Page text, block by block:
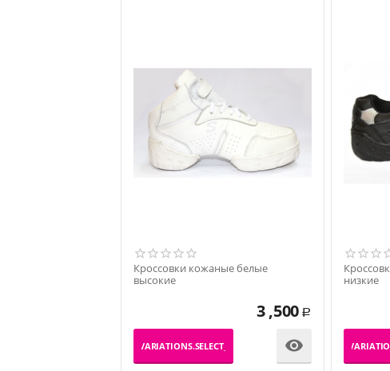
Кроссовки кожаные белые
высокие
3 ,500 Р
_PRODUCT_VARIATIONS.SELECT_VARIATION 
низкие